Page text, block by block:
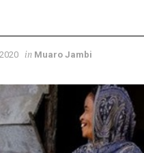
in Muaro Jambi